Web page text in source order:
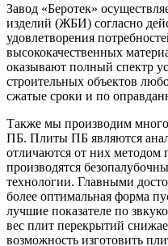
Завод «Беротек»
изделий (ЖБИ) согласно
удовлетворения
высококачественных
оказывают полный спектр
строительных объектов
сжатые сроки и по
Также мы производим
ПБ. Плиты ПБ являются
отличаются от них
производятся
технологии. Главными
более оптимальная форма
лучшие показателе по
вес плит перекрытий
возможность изготовить